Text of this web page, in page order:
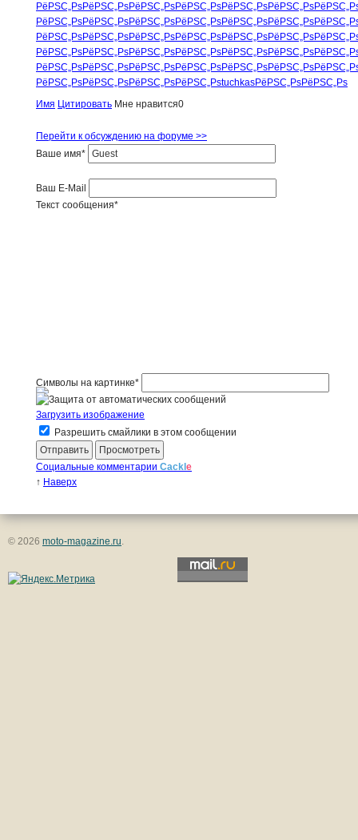
РёРЅС„РѕРёРЅС„РѕРёРЅС„РѕРёРЅС„РѕРёРЅС„РѕРёРЅС„Рѕ
РёРЅС„РѕРёРЅС„РѕРёРЅС„РѕРёРЅС„РѕРёРЅС„РѕРёРЅС„Рѕ
РёРЅС„РѕРёРЅС„РѕРёРЅС„РѕРёРЅС„РѕРёРЅС„РѕРёРЅС„Рѕ
РёРЅС„РѕРёРЅС„РѕРёРЅС„РѕРёРЅС„РѕРёРЅС„РѕРёРЅС„Рѕ
РёРЅС„РѕРёРЅС„РѕРёРЅС„РѕРёРЅС„РѕРёРЅС„РѕРёРЅС„Рѕ
РёРЅС„РѕРёРЅС„РѕРёРЅС„РѕРёРЅС„РѕtuchkasРёРЅС„РѕРёРЅС„Рѕ
Имя Цитировать Мне нравится0
Перейти к обсуждению на форуме >>
Ваше имя*
Ваш E-Mail
Текст сообщения*
Символы на картинке*
Загрузить изображение
Разрешить смайлики в этом сообщении
Социальные комментарии Cackl e
↑ Наверх
© 2026 moto-magazine.ru.